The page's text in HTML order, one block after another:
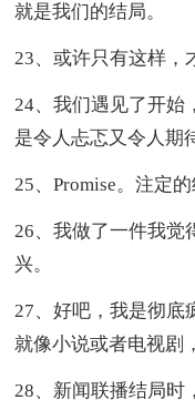
就是我们的结局。
23、或许只有这样，
24、我们遇见了开始
是令人忐忑又令人期
25、Promise。注定的
26、我做了一件我觉
兴。
27、好吧，我是彻底
就像小说或者电视剧
28、新闻联播结局时